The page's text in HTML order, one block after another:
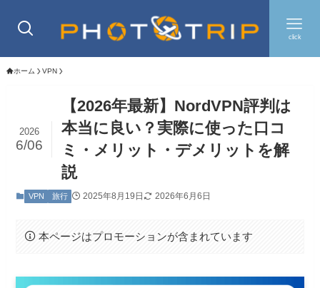
click
ホーム VPN
【2026年最新】NordVPN評判は
本当に良い？実際に使った口コ
ミ・メリット・デメリットを解
説
2026
6/06
VPN 旅行 2025年8月19日 2026年6月6日
本ページはプロモーションが含まれています